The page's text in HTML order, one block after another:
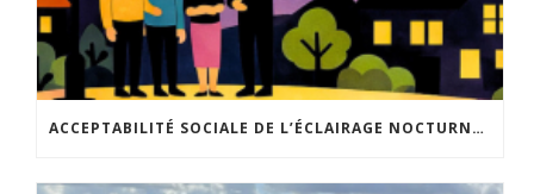
ACCEPTABILITÉ SOCIALE DE L’ÉCLAIRAGE NOCTURNE : LE REPLAY EST DISPONIBLE